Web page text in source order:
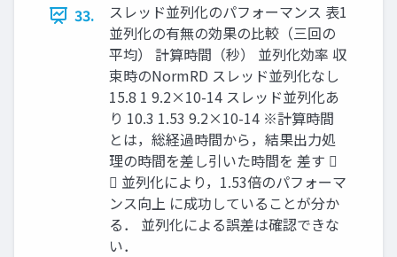
33.
スレッド並列化のパフォーマンス 表1
並列化の有無の効果の比較（三回の
平均） 計算時間（秒） 並列化効率 収
束時のNormRD スレッド並列化なし
15.8 1 9.2×10-14 スレッド並列化あ
り 10.3 1.53 9.2×10-14 ※計算時間
とは，総経過時間から，結果出力処
理の時間を差し引いた時間を 差す 
 並列化により，1.53倍のパフォーマ
ンス向上 に成功していることが分か
る． 並列化による誤差は確認できな
い．